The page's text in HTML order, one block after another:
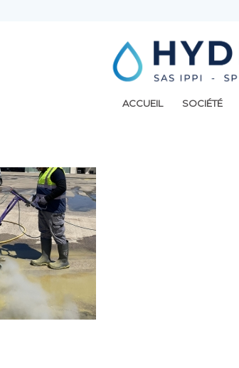
ACCUEIL SOCIÉTÉ